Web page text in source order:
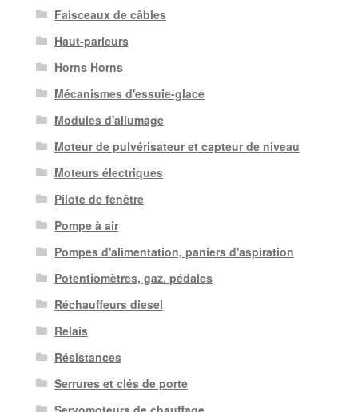
Faisceaux de câbles
Haut-parleurs
Horns Horns
Mécanismes d'essuie-glace
Modules d'allumage
Moteur de pulvérisateur et capteur de niveau
Moteurs électriques
Pilote de fenêtre
Pompe à air
Pompes d'alimentation, paniers d'aspiration
Potentiomètres, gaz. pédales
Réchauffeurs diesel
Relais
Résistances
Serrures et clés de porte